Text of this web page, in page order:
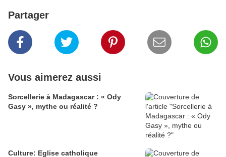
Partager
Vous aimerez aussi
Sorcellerie à Madagascar : « Ody
Gasy », mythe ou réalité ?
Culture: Eglise catholique